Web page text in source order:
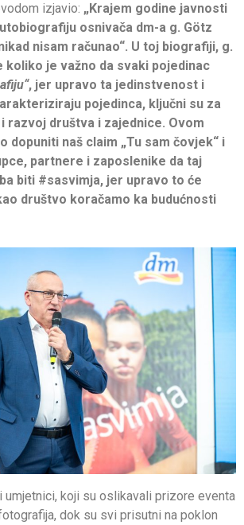
izjavio: „Krajem godine javnosti
osnivača dm-a g. Götz
nisam računao“. U toj biografiji, g.
koliko je važno da svaki pojedinac
, jer upravo ta jedinstvenost i
pojedinca, ključni su za
razvoj društva i zajednice. Ovom
dopuniti naš claim „Tu sam čovjek“ i
partnere i zaposlenike da taj
biti #sasvimja, jer upravo to će
društvo koračamo ka budućnosti
umjetnici, koji su oslikavali prizore eventa
dok su svi prisutni na poklon